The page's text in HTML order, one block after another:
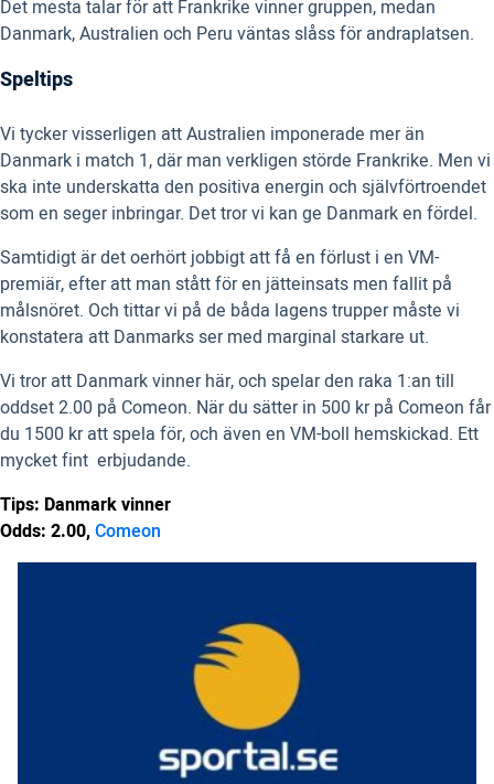
Det mesta talar för att Frankrike vinner gruppen, medan
Danmark, Australien och Peru väntas slåss för andraplatsen.
Speltips
Vi tycker visserligen att Australien imponerade mer än
Danmark i match 1, där man verkligen störde Frankrike. Men vi
ska inte underskatta den positiva energin och självförtroendet
som en seger inbringar. Det tror vi kan ge Danmark en fördel.
Samtidigt är det oerhört jobbigt att få en förlust i en VM-
premiär, efter att man stått för en jätteinsats men fallit på
målsnöret. Och tittar vi på de båda lagens trupper måste vi
konstatera att Danmarks ser med marginal starkare ut.
Vi tror att Danmark vinner här, och spelar den raka 1:an till
oddset 2.00 på Comeon. När du sätter in 500 kr på Comeon får
du 1500 kr att spela för, och även en VM-boll hemskickad. Ett
mycket fint erbjudande.
Tips: Danmark vinner
Odds: 2.00, Comeon